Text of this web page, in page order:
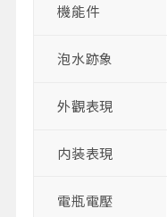
機能件
泡水跡象
外觀表現
内装表現
電瓶電壓